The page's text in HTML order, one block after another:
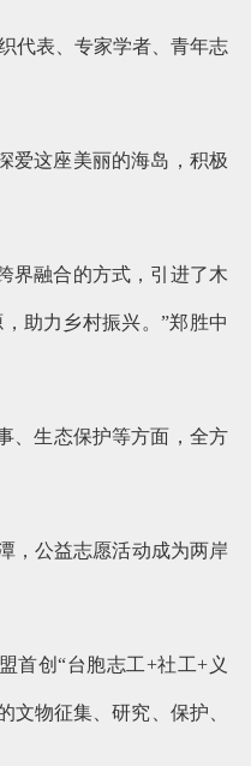
代表、专家学者、青年志
爱这座美丽的海岛，积极
界融合的方式，引进了木
助力乡村振兴。”郑胜中
、生态保护等方面，全方
，公益志愿活动成为两岸
首创“台胞志工+社工+义
文物征集、研究、保护、